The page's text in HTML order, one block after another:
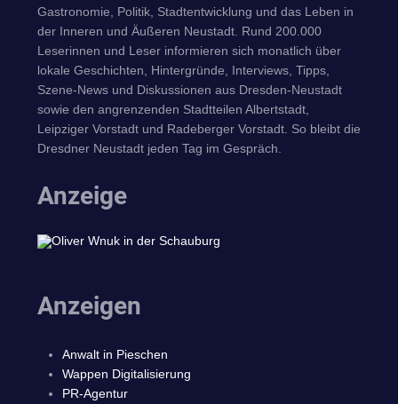
Gastronomie, Politik, Stadtentwicklung und das Leben in
der Inneren und Äußeren Neustadt. Rund 200.000
Leserinnen und Leser informieren sich monatlich über
lokale Geschichten, Hintergründe, Interviews, Tipps,
Szene-News und Diskussionen aus Dresden-Neustadt
sowie den angrenzenden Stadtteilen Albertstadt,
Leipziger Vorstadt und Radeberger Vorstadt. So bleibt die
Dresdner Neustadt jeden Tag im Gespräch.
Anzeige
Anzeigen
Anwalt in Pieschen
Wappen Digitalisierung
PR-Agentur